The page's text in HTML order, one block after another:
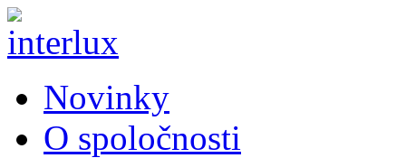
Novinky
O spoločnosti